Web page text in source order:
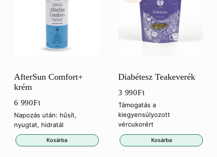
AfterSun Comfort+
krém
6 990Ft
Napozás után: hűsít,
nyugtat, hidratál
Kosárba
Diabétesz Teakeverék
3 990Ft
Támogatás a
kiegyensúlyozott
vércukorért
Kosárba